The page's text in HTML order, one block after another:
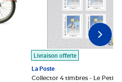
Livraison offerte
La Poste
Collector 4 timbres - Le Petit